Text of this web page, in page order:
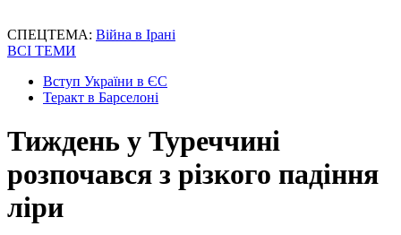
СПЕЦТЕМА: Війна в Ірані
ВСІ ТЕМИ
Вступ України в ЄС
Теракт в Барселоні
Тиждень у Туреччині
розпочався з різкого падіння
ліри